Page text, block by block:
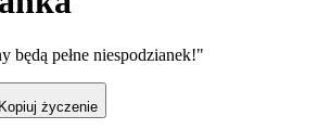
będą pełne niespodzianek!"
Kopiuj życzenie